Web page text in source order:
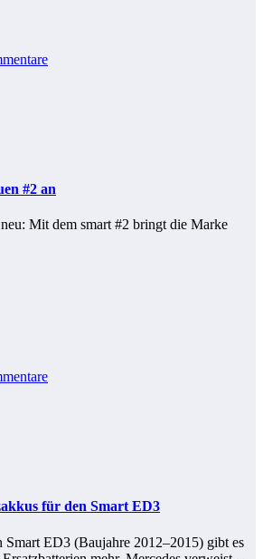
#2 an
Mit dem smart #2 bringt die Marke
für den Smart ED3
Smart ED3 (Baujahre 2012–2015) gibt es